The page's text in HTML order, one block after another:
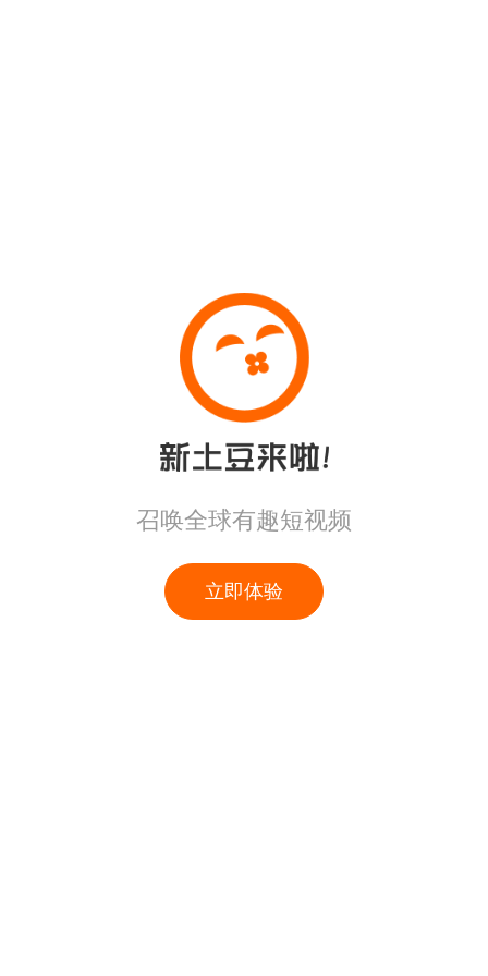
召唤全球有趣短视频
立即体验